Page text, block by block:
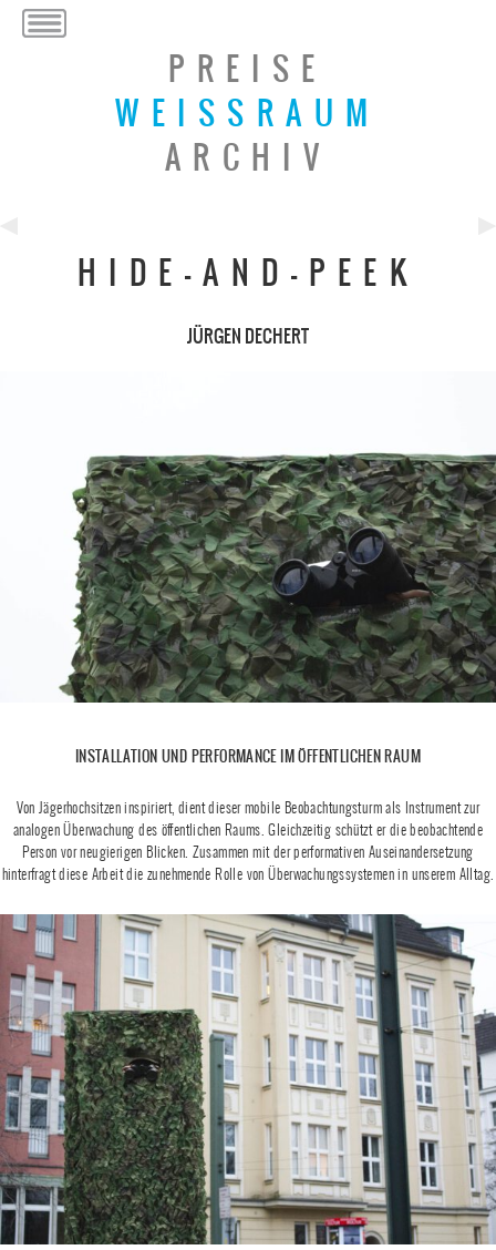
PREISE
WEISSRAUM
ARCHIV
HIDE-AND-PEEK
JÜRGEN DECHERT
INSTALLATION UND PERFORMANCE IM ÖFFENTLICHEN RAUM
Von Jägerhochsitzen inspiriert, dient dieser mobile Beobachtungsturm als Instrument zur
analogen Überwachung des öffentlichen Raums. Gleichzeitig schützt er die beobachtende
Person vor neugierigen Blicken. Zusammen mit der performativen Auseinandersetzung
hinterfragt diese Arbeit die zunehmende Rolle von Überwachungssystemen in unserem Alltag.